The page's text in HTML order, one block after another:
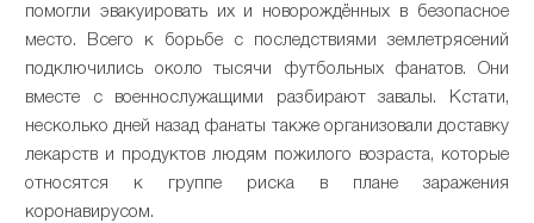
помогли эвакуировать их и новорождённых в безопасное
место. Всего к борьбе с последствиями землетрясений
подключились около тысячи футбольных фанатов. Они
вместе с военнослужащими разбирают завалы. Кстати,
несколько дней назад фанаты также организовали доставку
лекарств и продуктов людям пожилого возраста, которые
относятся к группе риска в плане заражения
коронавирусом.